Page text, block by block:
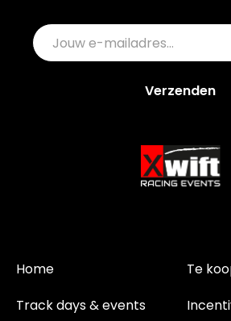
Home
Track days & events
Te